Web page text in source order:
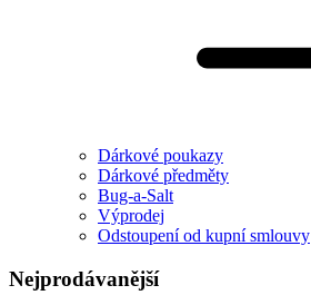
Dárkové poukazy
Dárkové předměty
Bug-a-Salt
Výprodej
Odstoupení od kupní smlouvy
Nejprodávanější